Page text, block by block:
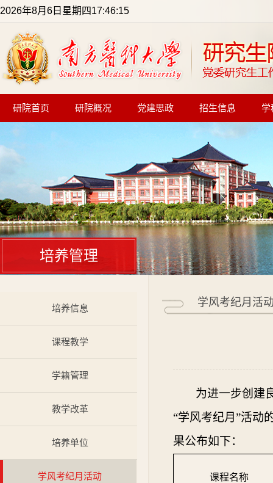
2026年8月6日星期四17:46:15
研院首页 研院概况 党建思政 招生信息 学
培养管理
培养信息
课程教学
学籍管理
教学改革
培养单位
学风考纪月活动
学风考纪月活
为进一步创建
“学风考纪月”活动
果公布如下：
课程名称